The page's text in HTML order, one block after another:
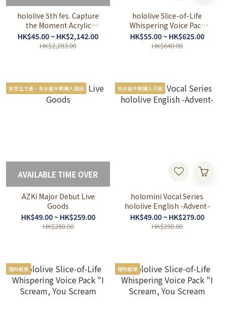
hololive 5th fes. Capture
the Moment Acrylic
Stands & Random
Holographic Button
HK$45.00 ~ HK$2,142.00
HK$2,283.00
hololive Slice-of-Life
Whispering Voice Pack
"Under the Full Moon
Together"
HK$55.00 ~ HK$625.00
HK$640.00
非受注生產，有未能全數購入風險
AVAILABLE TIME OVER
AZKi Major Debut Live
Goods
HK$49.00 ~ HK$259.00
HK$280.00
有未能全數購入可能
holomini Vocal Series
hololive English -Advent-
HK$49.00 ~ HK$279.00
HK$290.00
隨時截單 隨時截單